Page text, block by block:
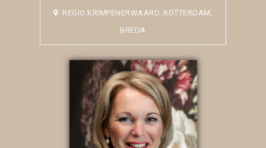
REGIO KRIMPENERWAARD, ROTTERDAM,
BREDA